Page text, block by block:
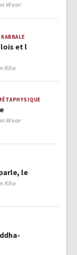
Weor
KABBALE
et l
Khu
Weor
le
Khu